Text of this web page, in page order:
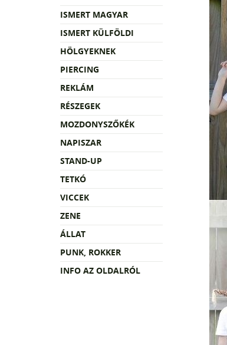
ISMERT MAGYAR
ISMERT KÜLFÖLDI
HÖLGYEKNEK
PIERCING
REKLÁM
RÉSZEGEK
MOZDONYSZŐKÉK
NAPISZAR
STAND-UP
TETKÓ
VICCEK
ZENE
ÁLLAT
PUNK, ROKKER
INFO AZ OLDALRÓL